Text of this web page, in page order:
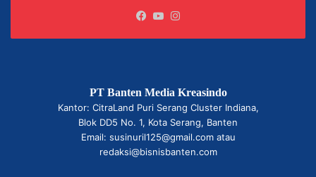
Facebook
YouTube
PT Banten Media Kreasindo
Kantor: CitraLand Puri Serang Cluster Indiana,
Blok DD5 No. 1, Kota Serang, Banten
Email: susinuril125@gmail.com atau
redaksi@bisnisbanten.com